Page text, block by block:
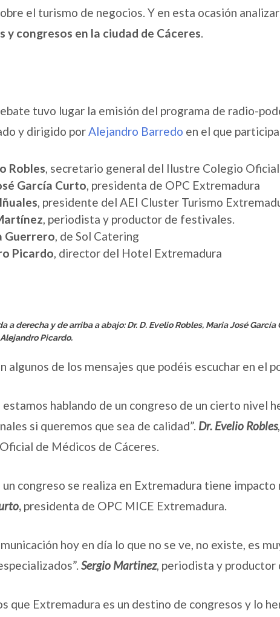
el turismo de negocios. Y en esta ocasión
y congresos en la ciudad de Cáceres.
tuvo lugar la emisión del programa de radio-
y dirigido porAlejandro Barredo en el que
Robles, secretario general del Ilustre Colegio
García Curto, presidenta de OPC Extremadura
, presidente del AEI Cluster Turismo
, periodista y productor de festivales.
Guerrero, de Sol Catering
Picardo, director del Hotel Extremadura
a derecha y de arriba a abajo: Dr. D. Evelio Robles, Maria José
Picardo.
algunos de los mensajes que podéis escuchar en el
estamos hablando de un congreso de un cierto nivel
si queremos que sea de calidad”. Dr. Evelio Robles
de Médicos de Cáceres.
un congreso se realiza en Extremadura tiene impacto
, presidenta de OPC MICE Extremadura.
hoy en día lo que no se ve, no existe, es
Sergio Martinez, periodista y
que Extremadura es un destino de congresos y lo